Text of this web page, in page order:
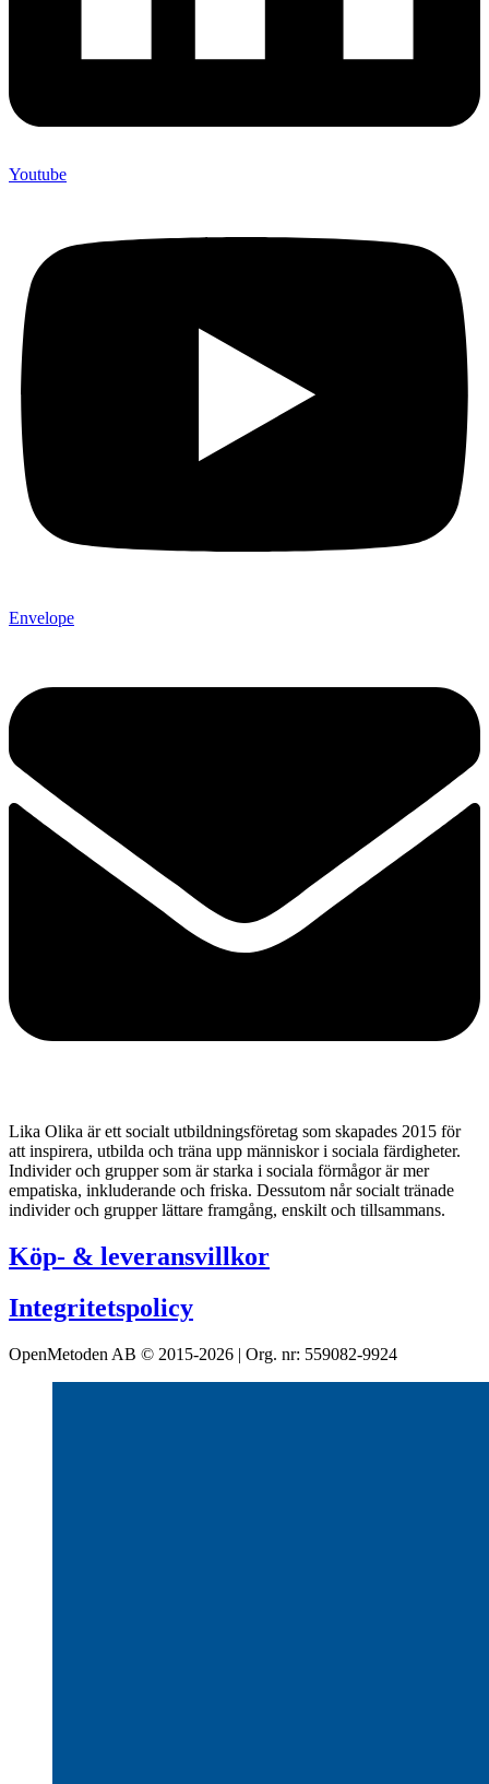
Youtube
Envelope
Lika Olika är ett socialt utbildningsföretag som skapades 2015 för
att inspirera, utbilda och träna upp människor i sociala färdigheter.
Individer och grupper som är starka i sociala förmågor är mer
empatiska, inkluderande och friska. Dessutom når socialt tränade
individer och grupper lättare framgång, enskilt och tillsammans.
Köp- & leveransvillkor
Integritetspolicy
OpenMetoden AB © 2015-2026 | Org. nr: 559082-9924